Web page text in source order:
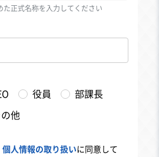
た正式名称を入力してください
役員 部課長
他
個人情報の取り扱いに同意して